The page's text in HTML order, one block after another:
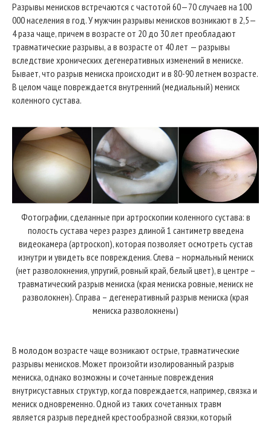
Разрывы менисков встречаются с частотой 60—70 случаев на 100
000 населения в год. У мужчин разрывы менисков возникают в 2,5—
4 раза чаще, причем в возрасте от 20 до 30 лет преобладают
травматические разрывы, а в возрасте от 40 лет — разрывы
вследствие хронических дегенеративных изменений в мениске.
Бывает, что разрыв мениска происходит и в 80-90 летнем возрасте.
В целом чаще повреждается внутренний (медиальный) мениск
коленного сустава.
Фотографии, сделанные при артроскопии коленного сустава: в
полость сустава через разрез длиной 1 сантиметр введена
видеокамера (артроскоп), которая позволяет осмотреть сустав
изнутри и увидеть все повреждения. Слева – нормальный мениск
(нет разволокнения, упругий, ровный край, белый цвет), в центре –
травматический разрыв мениска (края мениска ровные, мениск не
разволокнен). Справа – дегенеративный разрыв мениска (края
мениска разволокнены)
В молодом возрасте чаще возникают острые, травматические
разрывы менисков. Может произойти изолированный разрыв
мениска, однако возможны и сочетанные повреждения
внутрисуставных структур, когда повреждается, например, связка и
мениск одновременно. Одной из таких сочетанных травм
является разрыв передней крестообразной связки, который